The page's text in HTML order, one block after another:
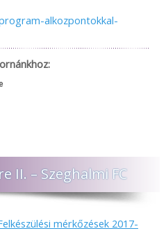
alkozpontokkal-
II. – Szeghalmi FC
mérkőzések 2017-